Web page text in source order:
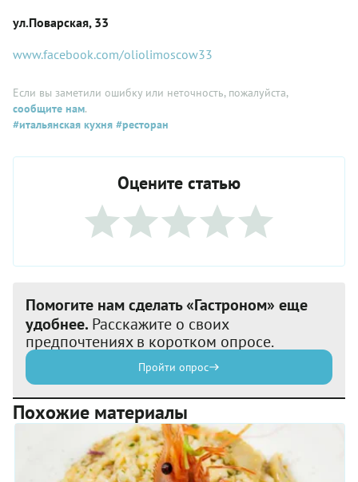
ул.Поварская, 33
www.facebook.com/oliolimoscow33
Если вы заметили ошибку или неточность, пожалуйста,
сообщите нам.
#итальянская кухня #ресторан
Оцените статью
Помогите нам сделать «Гастроном» еще
удобнее. Расскажите о своих
предпочтениях в коротком опросе.
Пройти опрос
Похожие материалы